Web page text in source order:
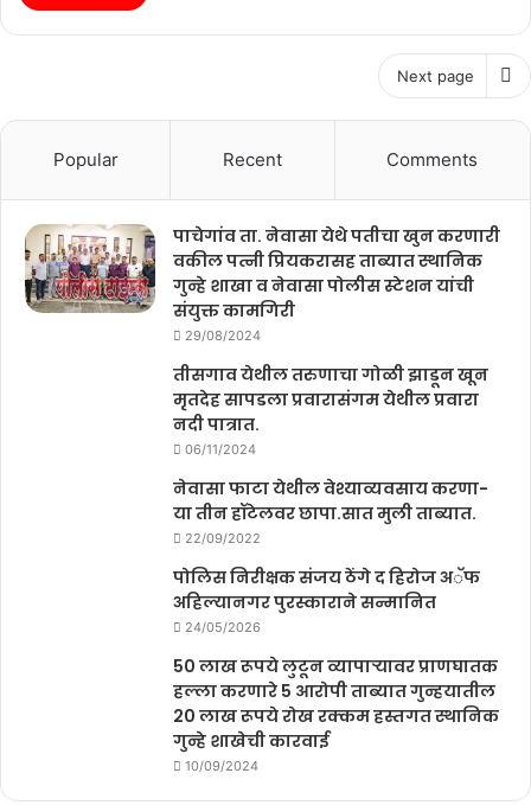
Next page
Popular Recent Comments
पाचेगांव ता. नेवासा येथे पतीचा खुन करणारी
वकील पत्नी प्रियकरासह ताब्यात स्थानिक
गुन्हे शाखा व नेवासा पोलीस स्टेशन यांची
संयुक्त कामगिरी
29/08/2024
तीसगाव येथील तरुणाचा गोळी झाडून खून
मृतदेह सापडला प्रवारासंगम येथील प्रवारा
नदी पात्रात.
06/11/2024
नेवासा फाटा येथील वेश्याव्यवसाय करणा-
या तीन हॉटेलवर छापा.सात मुली ताब्यात.
22/09/2022
पोलिस निरीक्षक संजय ठेंगे द हिरोज अॅफ
अहिल्यानगर पुरस्काराने सन्मानित
24/05/2026
50 लाख रूपये लुटून व्यापाऱ्यावर प्राणघातक
हल्ला करणारे 5 आरोपी ताब्यात गुन्हयातील
20 लाख रूपये रोख रक्कम हस्तगत स्थानिक
गुन्हे शाखेची कारवाई
10/09/2024